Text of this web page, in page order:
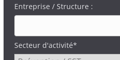
Entreprise / Structure :
Secteur d'activité*